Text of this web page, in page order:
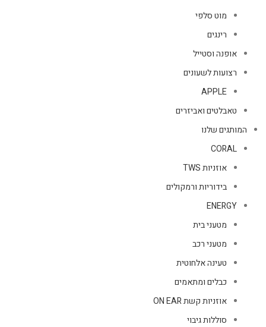
מוט סלפי
רינגים
אופנה וסטייל
רצועות לשעונים
APPLE
טאבלטים ואביזרים
המותגים שלנו
CORAL
אוזניות TWS
בידוריות ורמקולים
ENERGY
מטעני בית
מטעני רכב
טעינה אלחוטית
כבלים ומתאמים
אוזניות קשת ON EAR
סוללות גיבוי